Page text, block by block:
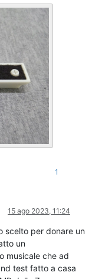
1
15 ago 2023, 11:24
scelto per donare un
un
musicale che ad
test fatto a casa